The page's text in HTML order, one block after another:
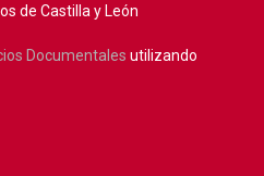
de Castilla y León
Documentales utilizando